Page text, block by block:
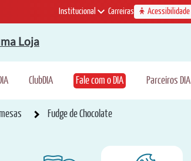
Institucional Carreiras Acessibilidade
Loja
ClubDIA Fale com o DIA Parceiros DIA
Fudge de Chocolate